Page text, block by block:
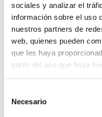
sociales y analizar el
información sobre el uso
nuestros partners de
web, quienes pueden
que les haya
partir del uso que haya
Necesario
LinkedIn
Twitter
Sin categoría